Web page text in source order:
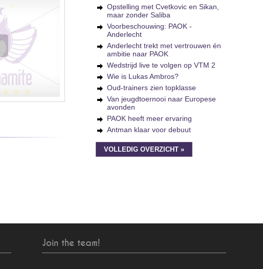
Opstelling met Cvetkovic en Sikan,
maar zonder Saliba
Voorbeschouwing: PAOK -
Anderlecht
Anderlecht trekt met vertrouwen én
ambitie naar PAOK
Wedstrijd live te volgen op VTM 2
Wie is Lukas Ambros?
Oud-trainers zien topklasse
Van jeugdtoernooi naar Europese
avonden
PAOK heeft meer ervaring
Antman klaar voor debuut
VOLLEDIG OVERZICHT »
Join the team!